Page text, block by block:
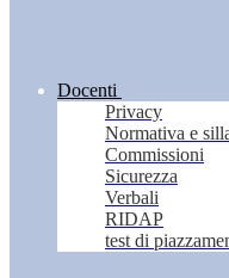
Docenti
Privacy
Normativa e
Commissioni
Sicurezza
Verbali
RIDAP
test di